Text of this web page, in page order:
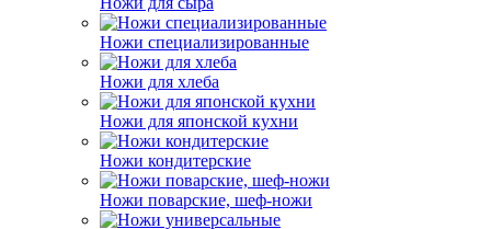
Ножи специализированные
Ножи для хлеба
Ножи для японской кухни
Ножи кондитерские
Ножи поварские, шеф-ножи